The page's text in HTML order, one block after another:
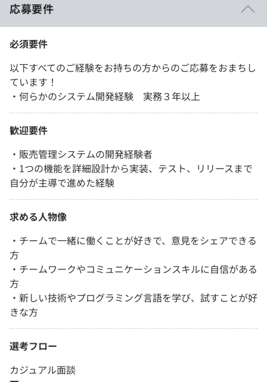
応募要件
必須要件
以下すべてのご経験をお持ちの方からのご応募をおまちし
ています！
・何らかのシステム開発経験 実務３年以上
歓迎要件
・販売管理システムの開発経験者
・1つの機能を詳細設計から実装、テスト、リリースまで
自分が主導で進めた経験
求める人物像
・チームで一緒に働くことが好きで、意見をシェアできる
方
・チームワークやコミュニケーションスキルに自信がある
方
・新しい技術やプログラミング言語を学び、試すことが好
きな方
選考フロー
カジュアル面談